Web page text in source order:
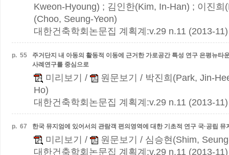
Kweon-Hyoung) ; 김인한(Kim, In-Han) ; 이진희
(Choo, Seung-Yeon)
대한건축학회논문집 계획계:v.29 n.11 (2013-11)
p. 55 주거단지 내 아동의 활동적 이동에 근거한 가로공간 특성 연구 은평뉴타
사례연구를 중심으로
미리보기 / 원문보기
/ 박진희(Park, Jin-
Ho)
대한건축학회논문집 계획계:v.29 n.11 (2013-11)
p. 67 한국 뮤지엄에 있어서의 관람객 편의영역에 대한 기초적 연구 국·공립 뮤
미리보기 / 원문보기
/ 심승현(Shim,
대한건축학회논문집 계획계:v.29 n.11 (2013-11)